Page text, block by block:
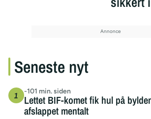
Seneste nyt
-101 min. siden
Lettet BIF-komet fik hul på
afslappet mentalt